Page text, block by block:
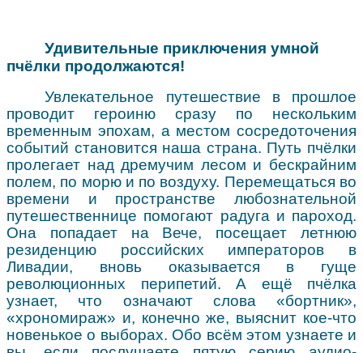
Удивительные приключения умной
пчёлки продолжаются!
Увлекательное путешествие в прошлое
проводит героиню сразу по нескольким
временным эпохам, а местом сосредоточения
событий становится наша страна. Путь пчёлки
пролегает над дремучим лесом и бескрайним
полем, по морю и по воздуху. Перемещаться во
времени и пространстве любознательной
путешественнице помогают радуга и пароход.
Она попадает на Вече, посещает летнюю
резиденцию российских императоров в
Ливадии, вновь оказывается в гуще
революционных перипетий. А ещё пчёлка
узнает, что означают слова «бортник»,
«хрономираж» и, конечно же, выяснит кое-что
новенькое о выборах. Обо всём этом узнаете и